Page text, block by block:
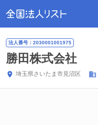
法人番号：2030001001975
勝田株式会社
埼玉県さいたま市見沼区